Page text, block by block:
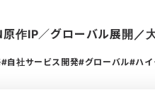
原作IP／グローバル展開／
自社サービス開発 グローバル ハ